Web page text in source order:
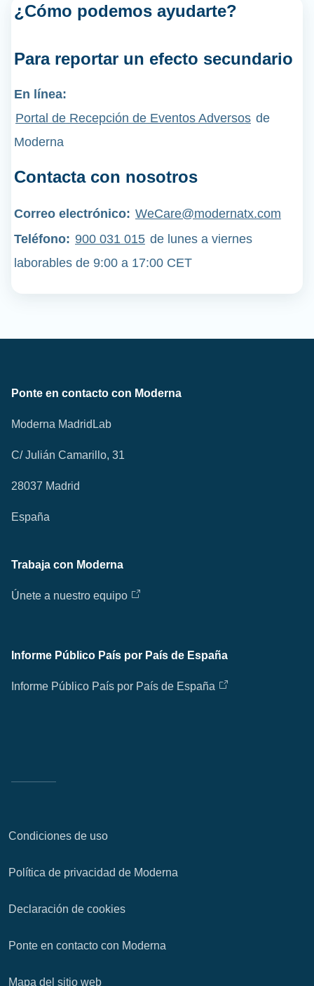
¿Cómo podemos ayudarte?
Para reportar un efecto secundario
En línea:
Portal de Recepción de Eventos Adversos de
Moderna
Contacta con nosotros
Correo electrónico: WeCare@modernatx.com
Teléfono: 900 031 015 de lunes a viernes
laborables de 9:00 a 17:00 CET
Ponte en contacto con Moderna
Moderna MadridLab
C/ Julián Camarillo, 31
28037 Madrid
España
Trabaja con Moderna
Únete a nuestro equipo
Informe Público País por País de España
Informe Público País por País de España
Condiciones de uso
Política de privacidad de Moderna
Declaración de cookies
Ponte en contacto con Moderna
Mapa del sitio web